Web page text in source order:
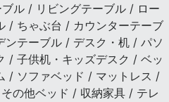
ル / リビングテーブル / ロー
/ ちゃぶ台 / カウンターテーブ
テーブル / デスク・机 / パソ
/ 子供机・キッズデスク / ベッ
/ ソファベッド / マットレス /
の他ベッド / 収納家具 / テレ